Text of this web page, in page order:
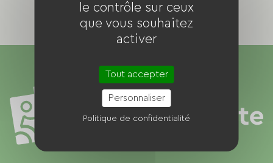
le contrôle sur ceux
que vous souhaitez
activer
Tout accepter
Personnaliser
Politique de confidentialité